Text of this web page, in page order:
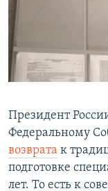
Президент
Федеральному
возврата к
подготовке
лет. То есть к